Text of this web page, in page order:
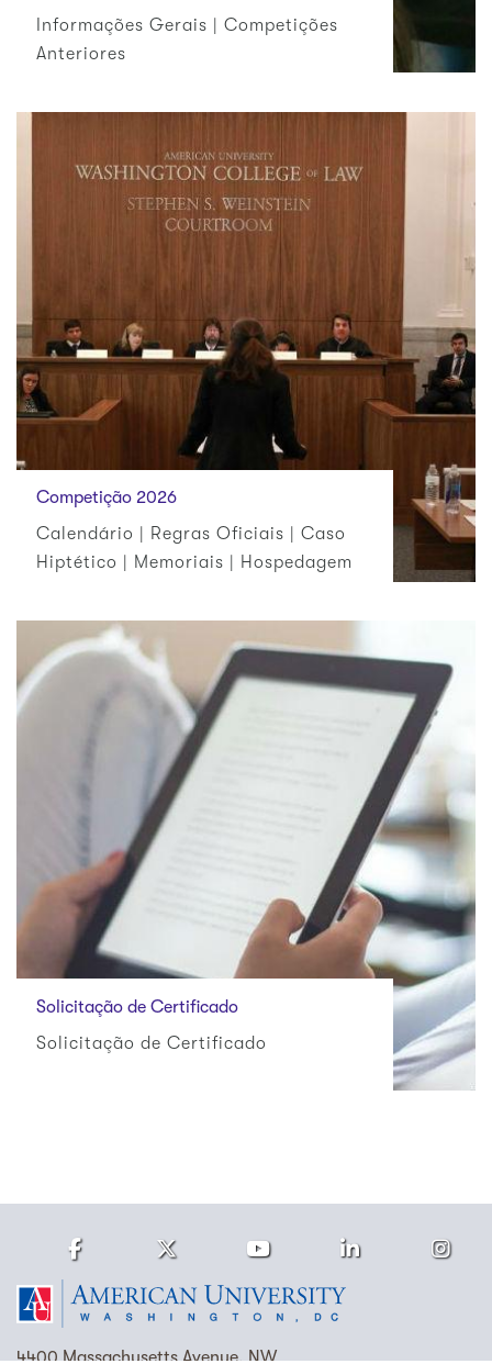
Informações Gerais | Competições
Anteriores
Competição 2026
Calendário | Regras Oficiais | Caso
Hiptético | Memoriais | Hospedagem
Solicitação de Certificado
Solicitação de Certificado
4400 Massachusetts Avenue, NW
FacebookTwitter Youtube LinkedIn